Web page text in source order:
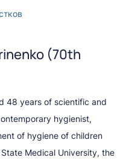
(70th
48 years of scientific and
hygienist,
of hygiene of children
Medical University, the